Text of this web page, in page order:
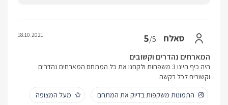
סאלח 5/5
18.10.2021
המארחים נהדרים וקשובים
היה כיף היינו 3 משפחות ולקחנו את כל המתחם המארחים נהדרים
וקשובים לכל בקשה
התמונות משקפות בדיוק את המתחם
מעל המצופה